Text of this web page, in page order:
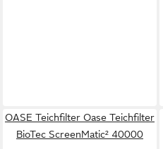
OASE Teichfilter Oase Teichfilter
BioTec ScreenMatic² 40000